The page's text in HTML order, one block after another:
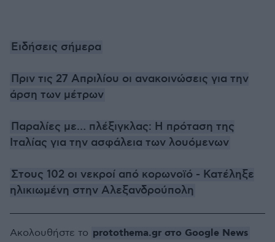
Ειδήσεις σήμερα
Πριν τις 27 Απριλίου οι ανακοινώσεις για την
άρση των μέτρων
Παραλίες με… πλέξιγκλας: Η πρόταση της
Ιταλίας για την ασφάλεια των λουόμενων
Στους 102 οι νεκροί από κορωνοϊό - Κατέληξε
ηλικιωμένη στην Αλεξανδρούπολη
Ακολουθήστε το protothema.gr στο Google News